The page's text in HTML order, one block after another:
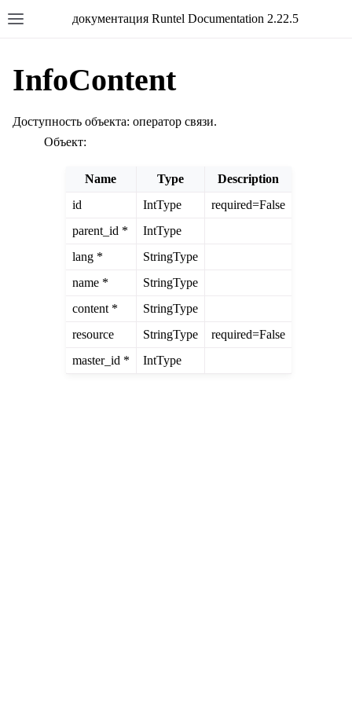
документация Runtel Documentation 2.22.5
InfoContent
Доступность объекта: оператор связи.
Объект:
Name Type
Description
id
IntType
required=False
parent_id *
IntType
lang *
StringType
name *
StringType
content *
StringType
resource
StringType
required=False
master_id *
IntType